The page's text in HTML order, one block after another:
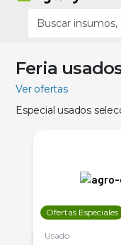
Feria
Ver ofertas
Especial usados
Ofertas Especiales
Usado